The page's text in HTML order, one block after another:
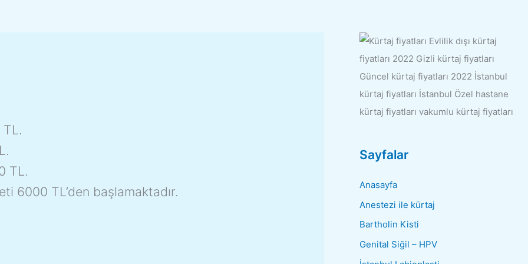
TL.
6000 TL’den başlamaktadır.
Sayfalar
Anasayfa
Anestezi ile kürtaj
Bartholin Kisti
Genital Siğil – HPV